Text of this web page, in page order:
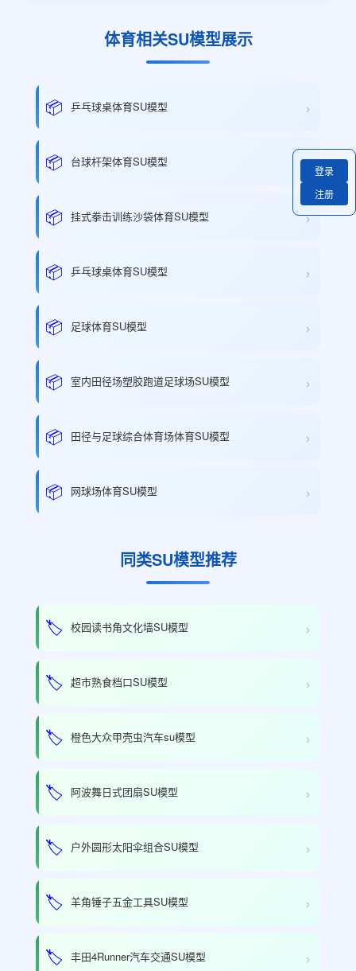
体育相关SU模型展示
📦 乒乓球桌体育SU模型 ›
📦 台球杆架体育SU模型 ›
📦 挂式拳击训练沙袋体育SU模型 ›
📦 乒乓球桌体育SU模型 ›
📦 足球体育SU模型 ›
📦 室内田径场塑胶跑道足球场SU模型 ›
📦 田径与足球综合体育场体育SU模型 ›
📦 网球场体育SU模型 ›
同类SU模型推荐
🏷️ 校园读书角文化墙SU模型 ›
🏷️ 超市熟食档口SU模型 ›
🏷️ 橙色大众甲壳虫汽车su模型 ›
🏷️ 阿波舞日式团扇SU模型 ›
🏷️ 户外圆形太阳伞组合SU模型 ›
🏷️ 羊角锤子五金工具SU模型 ›
🏷️ 丰田4Runner汽车交通SU模型 ›
登录
注册